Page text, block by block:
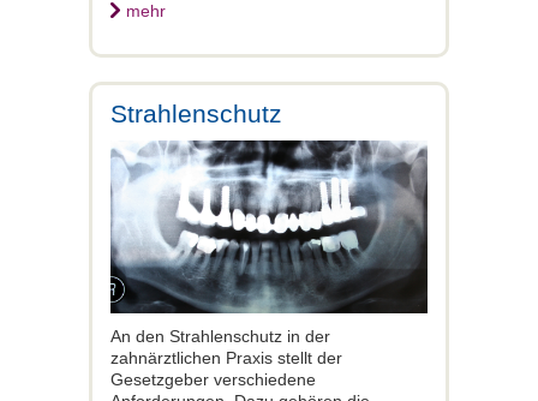
mehr
Strahlenschutz
An den Strahlenschutz in der
zahnärztlichen Praxis stellt der
Gesetzgeber verschiedene